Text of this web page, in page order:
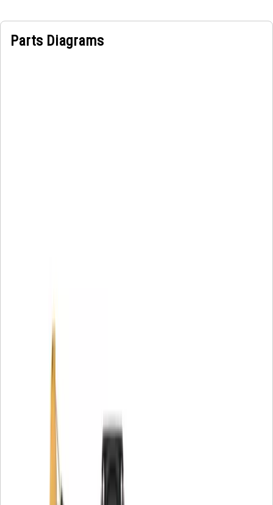
Parts Diagrams